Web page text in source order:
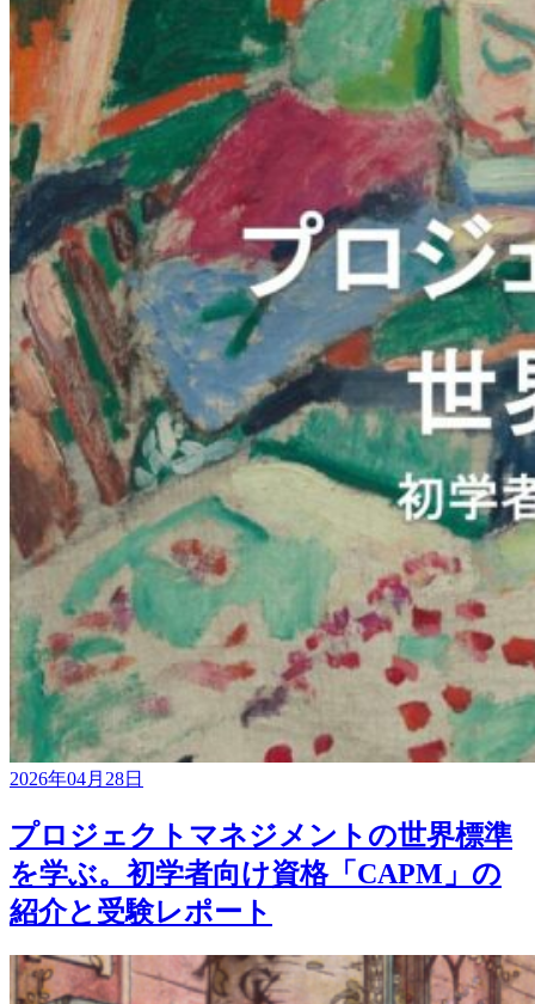
2026年04月28日
プロジェクトマネジメントの世界標準
を学ぶ。初学者向け資格「CAPM」の
紹介と受験レポート